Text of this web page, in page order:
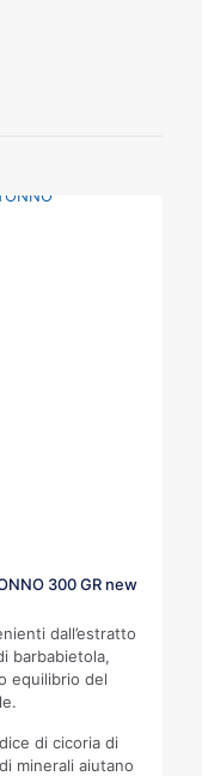
300 GR new
dall’estratto
barbabietola,
equilibrio del
di cicoria di
minerali aiutano